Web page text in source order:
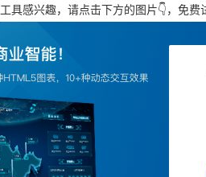
具感兴趣，请点击下方的图片👇，免